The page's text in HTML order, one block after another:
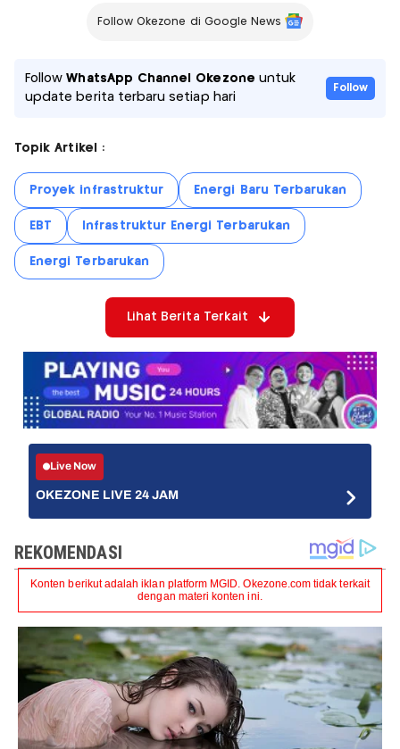
Follow Okezone di Google News
FollowWhatsApp Channel Okezone untuk
update berita terbaru setiap hari
Follow
Topik Artikel :
Proyek infrastruktur Energi Baru Terbarukan
EBT Infrastruktur Energi Terbarukan
Energi Terbarukan
Lihat Berita Terkait
Live Now
OKEZONE LIVE 24 JAM